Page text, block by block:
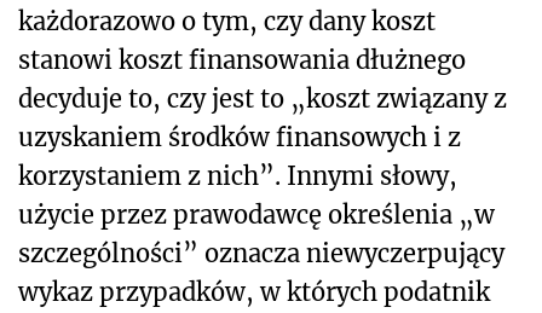
każdorazowo o tym, czy dany koszt
stanowi koszt finansowania dłużnego
decyduje to, czy jest to „koszt związany z
uzyskaniem środków finansowych i z
korzystaniem z nich”. Innymi słowy,
użycie przez prawodawcę określenia „w
szczególności” oznacza niewyczerpujący
wykaz przypadków, w których podatnik